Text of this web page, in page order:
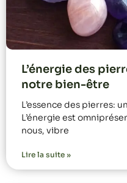
L’énergie des
notre bien-être
L’essence des pierres:
L’énergie est
nous, vibre
Lire la suite »